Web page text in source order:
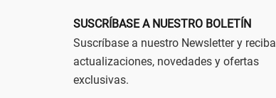
SUSCRÍBASE A NUESTRO BOLETÍN
Suscríbase a nuestro Newsletter y reciba
actualizaciones, novedades y ofertas
exclusivas. ⁣⁣